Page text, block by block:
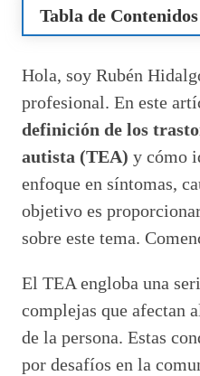
Tabla de Contenidos
Señales y síntomas
espectro autista
Causas y factores de
Diagnóstico
Opciones de
Recursos y apoyo
Preguntas
identificación
¿Cómo se
autista TEA?
¿Cómo
¿Qué es la
Hola, soy Rubén
profesional. En este
definición de los
autista (TEA) y cómo
enfoque en síntomas,
objetivo es
sobre este tema.
El TEA engloba una
complejas que afectan
de la persona. Estas
por desafíos en la